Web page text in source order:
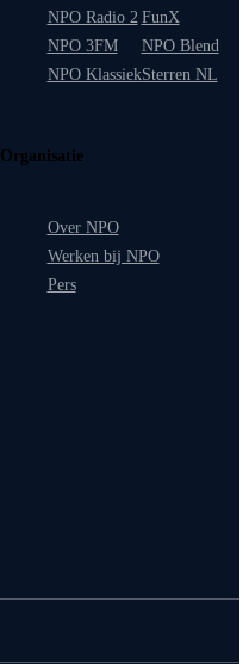
NPO Radio 2
NPO 3FM
NPO Klassiek
FunX
NPO Blend
Sterren NL
Organisatie
Over NPO
Werken bij NPO
Pers